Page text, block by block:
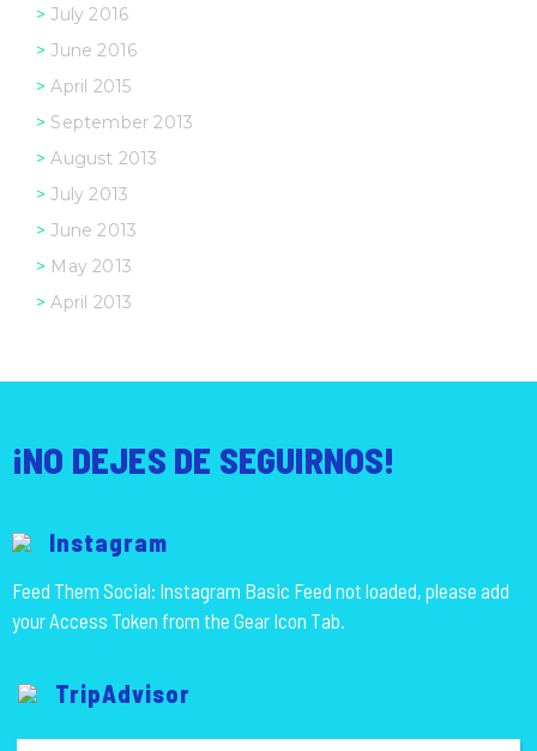
July 2016
June 2016
April 2015
September 2013
August 2013
July 2013
June 2013
May 2013
April 2013
¡NO DEJES DE SEGUIRNOS!
Instagram
Feed Them Social: Instagram Basic Feed not loaded, please add
your Access Token from the Gear Icon Tab.
TripAdvisor